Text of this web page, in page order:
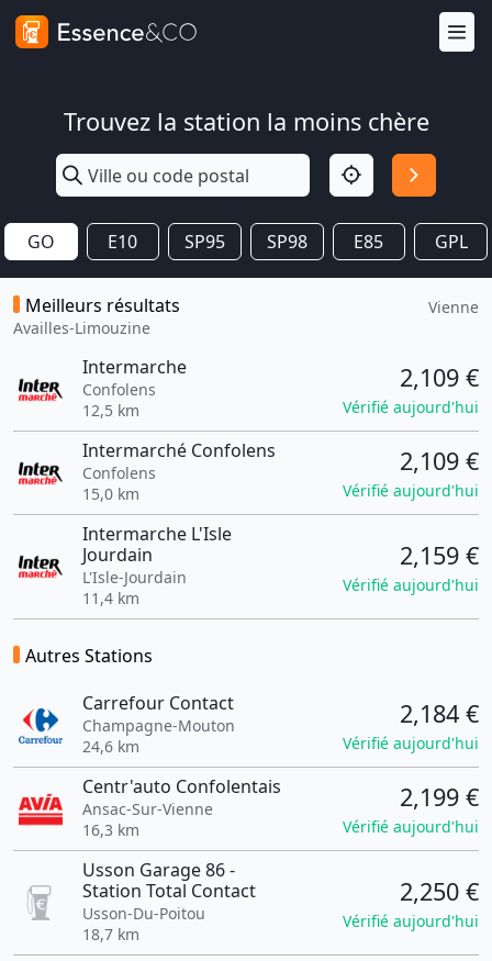
Trouvez la station la moins chère
GO E10 SP95 SP98 E85 GPL
Meilleurs résultats
Availles-Limouzine
Vienne
Intermarche
Confolens
12,5 km
2,109 €
Vérifié aujourd'hui
Intermarché Confolens
Confolens
15,0 km
2,109 €
Vérifié aujourd'hui
Intermarche L'Isle
Jourdain
L'Isle-Jourdain
11,4 km
2,159 €
Vérifié aujourd'hui
Autres Stations
Carrefour Contact
Champagne-Mouton
24,6 km
2,184 €
Vérifié aujourd'hui
Centr'auto Confolentais
Ansac-Sur-Vienne
16,3 km
2,199 €
Vérifié aujourd'hui
Usson Garage 86 -
Station Total Contact
Usson-Du-Poitou
18,7 km
2,250 €
Vérifié aujourd'hui